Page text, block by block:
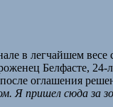
в легчайшем
Белфасте,
оглашения
Я пришел сюда